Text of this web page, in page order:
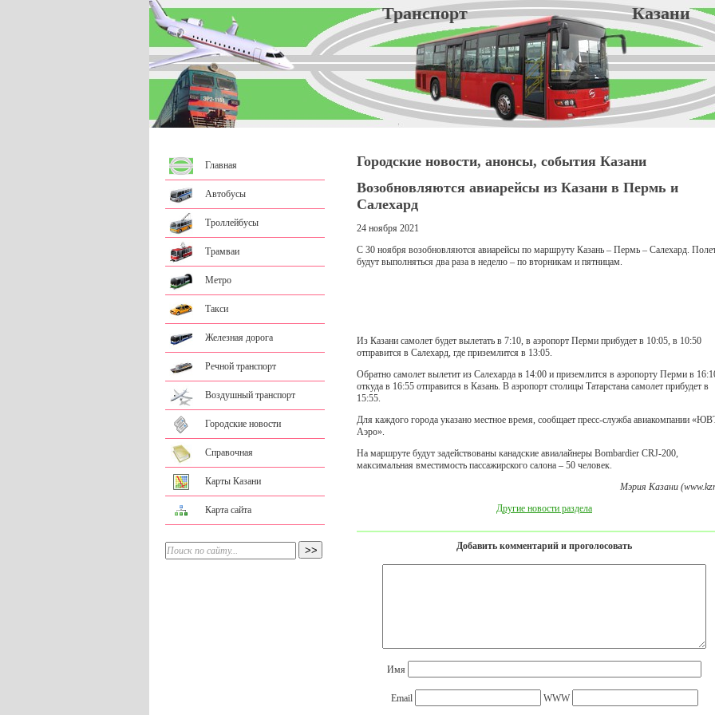
Транспорт Казани
Главная
Автобусы
Троллейбусы
Трамваи
Метро
Такси
Железная дорога
Речной транспорт
Воздушный транспорт
Городские новости
Справочная
Карты Казани
Карта сайта
Городские новости, анонсы, события Казани
Возобновляются авиарейсы из Казани в Пермь и
Салехард
24 ноября 2021
С 30 ноября возобновляются авиарейсы по маршруту Казань – Пермь – Салехард.
будут выполняться два раза в неделю – по вторникам и пятницам.
Из Казани самолет будет вылетать в 7:10, в аэропорт Перми прибудет в 10:05, в 10:50
отправится в Салехард, где приземлится в 13:05.
Обратно самолет вылетит из Салехарда в 14:00 и приземлится в аэропорту Перми в
откуда в 16:55 отправится в Казань. В аэропорт столицы Татарстана самолет прибудет в
15:55.
Для каждого города указано местное время, сообщает пресс-служба авиакомпании
Аэро».
На маршруте будут задействованы канадские авиалайнеры Bombardier CRJ-200,
максимальная вместимость пассажирского салона – 50 человек.
Мэрия Казани
Другие новости раздела
Добавить комментарий и проголосовать
Имя
Email WWW